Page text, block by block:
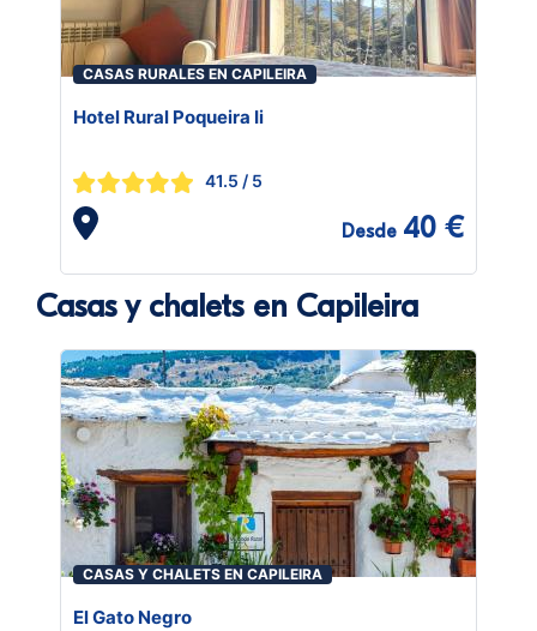
CASAS RURALES EN CAPILEIRA
Hotel Rural Poqueira Ii
41.5 / 5
Desde 40 €
Casas y chalets en Capileira
CASAS Y CHALETS EN CAPILEIRA
El Gato Negro